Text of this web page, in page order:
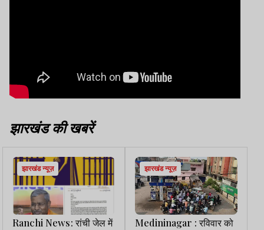
झारखंड की खबरें
झारखंड न्यूज़
Ranchi News: रांची जेल में
झारखंड न्यूज़
Medininagar : रविवार को